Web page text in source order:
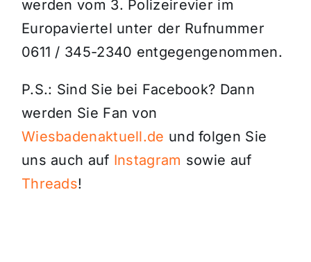
werden vom 3. Polizeirevier im
Europaviertel unter der Rufnummer
0611 / 345-2340 entgegengenommen.
P.S.: Sind Sie bei Facebook? Dann
werden Sie Fan von
Wiesbadenaktuell.de und folgen Sie
uns auch auf Instagram sowie auf
Threads!